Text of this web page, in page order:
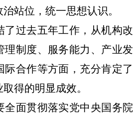
站位，统一思想认识。
过去五年工作，从机构改
理制度、服务能力、产业发
际合作等方面，充分肯定了
得的明显成效。
面贯彻落实党中央国务院